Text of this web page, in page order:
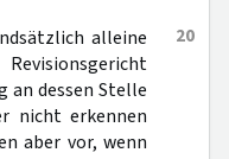
20
alleine
an dessen Stelle
nicht erkennen
aber vor, wenn